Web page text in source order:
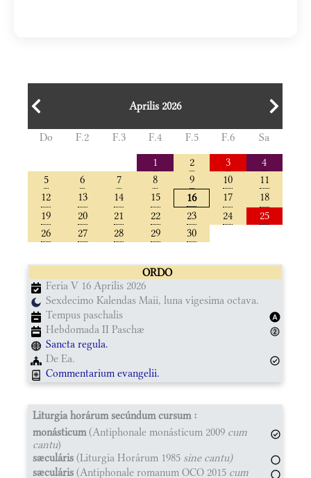
Aprilis 2026
Do F.2 F.3 F.4 F.5 F.6
Sa
1
2 3
4
5
6 7 8 9 10
11
12
13 14 15 16 17
18
19
20 21 22 23 24
25
26
27 28 29 30
ORDO
Feria V 16 Aprilis 2026
Sexdecimo Kalendas Maii, luna vigesima octava.
Tempus paschalis
Hebdomada II Paschæ
Sancta regula.
De Ea.
Commentarium evangelii.
Liturgia horárum secúndum cursum :
monásticum(Antiphonale monásticum 2009 cum
cantu)
sæculáris (Liturgia Horárum 1985 sine cantu)
sæculáris (Antiphonale romanum OCO 2015 cum